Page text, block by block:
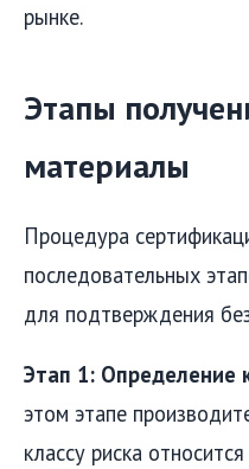
рынке.
Этапы
материалы
Процедура
последовательных
для подтверждения
Этап 1: Определение
этом этапе
классу риска